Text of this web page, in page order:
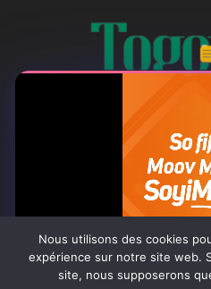
À
Togo Post est un site
Tel : +228
Contactez-nous:
Nous utilisons des cookies
expérience sur notre site web.
site, nous supposerons